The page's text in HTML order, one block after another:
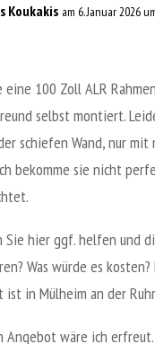
Koukakis am 6. Januar 2026
eine 100 Zoll ALR
selbst montiert.
schiefen Wand, nur mit
bekomme sie nicht
Sie hier ggf. helfen und
Was würde es kosten?
ist in Mülheim an der
Angebot wäre ich erfreut.